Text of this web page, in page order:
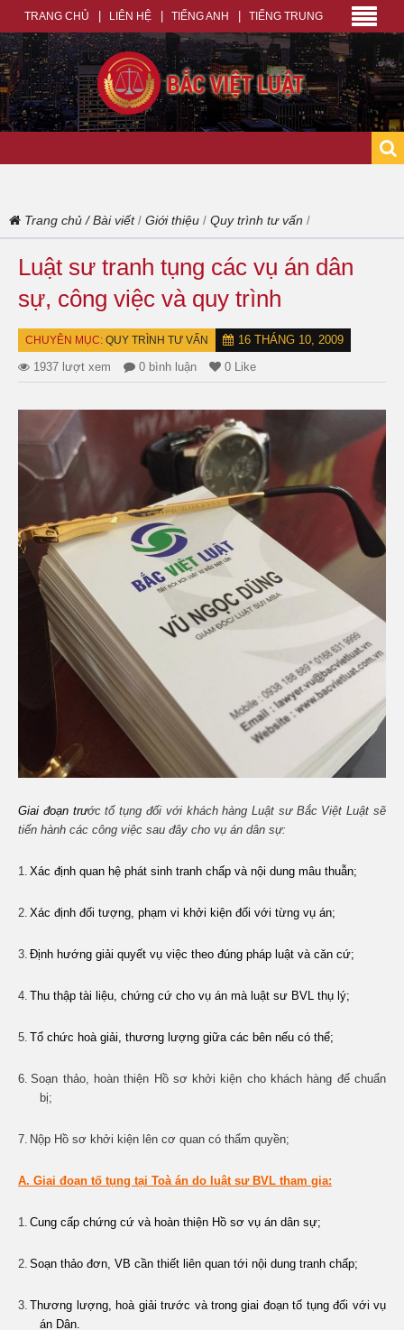
TRANG CHỦ LIÊN HỆ TIẾNG ANH TIẾNG TRUNG
Trang chủ /Bài viết/ Giới thiệu / Quy trình tư vấn /
Luật sư tranh tụng các vụ án dân
sự, công việc và quy trình
CHUYÊN MỤC: QUY TRÌNH TƯ VẤN
16 THÁNG 10, 2009
1937 lượt xem
0 bình luận 0 Like
Giai đoạn trước tố tụng đối với khách hàng Luật sư Bắc Việt Luật sẽ
tiến hành các công việc sau đây cho vụ án dân sự:
1. Xác định quan hệ phát sinh tranh chấp và nội dung mâu thuẫn;
2. Xác định đối tượng, phạm vi khởi kiện đối với từng vụ án;
3. Định hướng giải quyết vụ việc theo đúng pháp luật và căn cứ;
4. Thu thập tài liệu, chứng cứ cho vụ án mà luật sư BVL thụ lý;
5. Tổ chức hoà giải, thương lượng giữa các bên nếu có thể;
6. Soạn thảo, hoàn thiện Hồ sơ khởi kiện cho khách hàng để chuẩn
bị;
7. Nộp Hồ sơ khởi kiện lên cơ quan có thẩm quyền;
A. Giai đoạn tố tụng tại Toà án do luật sư BVL tham gia:
1. Cung cấp chứng cứ và hoàn thiện Hồ sơ vụ án dân sự;
2. Soạn thảo đơn, VB cần thiết liên quan tới nội dung tranh chấp;
3. Thương lượng, hoà giải trước và trong giai đoạn tố tụng đối với vụ
án Dân.